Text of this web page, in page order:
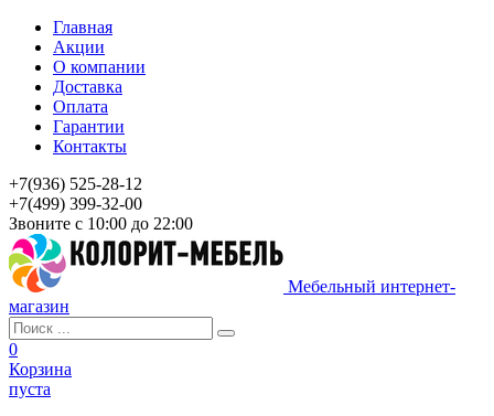
Главная
Акции
О компании
Доставка
Оплата
Гарантии
Контакты
+7(936) 525-28-12
+7(499) 399-32-00
Звоните с 10:00 до 22:00
Мебельный интернет-
магазин
0
Корзина
пуста